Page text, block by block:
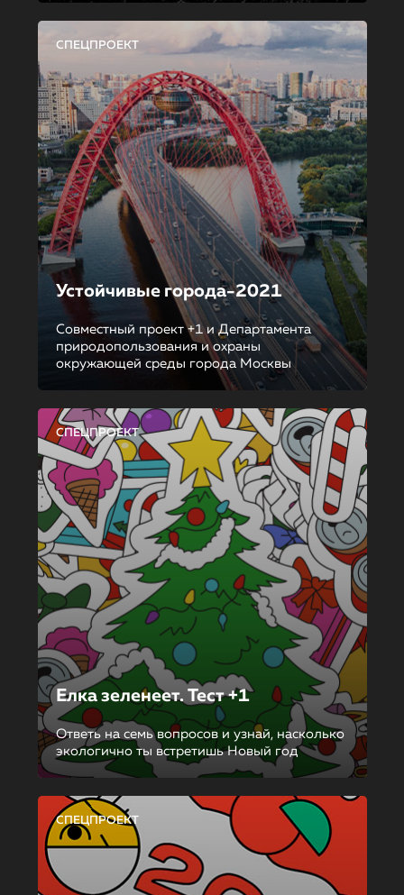
СПЕЦПРОЕКТ
Устойчивые города-2021
Совместный проект +1 и Департамента
природопользования и охраны
окружающей среды города Москвы
СПЕЦПРОЕКТ
Елка зеленеет. Тест +1
Ответь на семь вопросов и узнай, насколько
экологично ты встретишь Новый год
СПЕЦПРОЕКТ